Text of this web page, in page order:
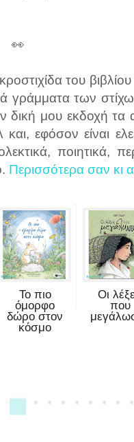
👀
του βιβλίου
γράμματα των
μου εκδοχή τα
και, εφόσον είναι
ποιητικά,
Περισσότερα σαν κι
Το πιο
όμορφο
δώρο στον
κόσμο
Οι
που